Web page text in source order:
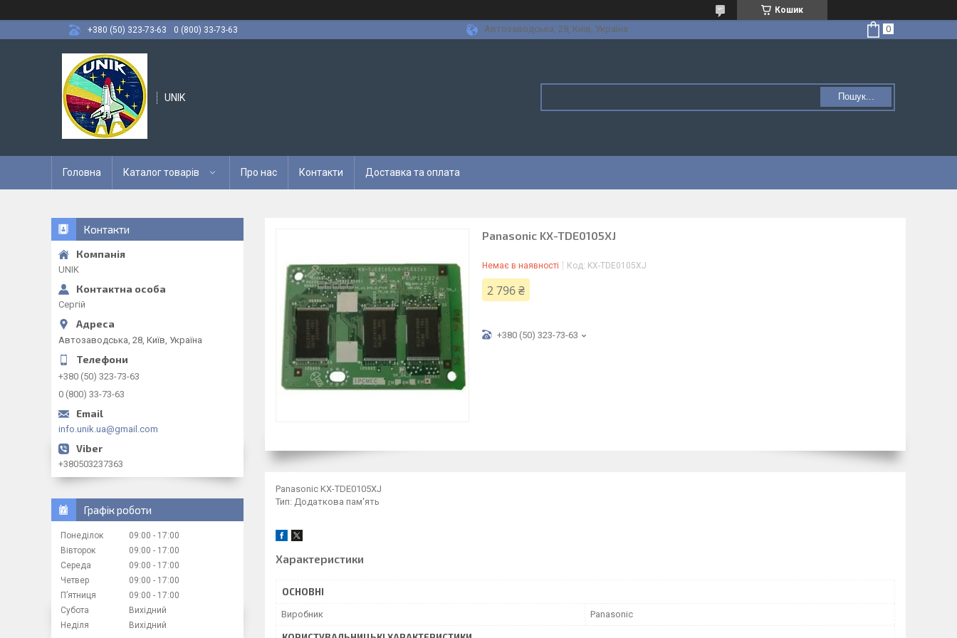
Кошик
+380 (50) 323-73-63
0 (800) 33-73-63 Автозаводська, 28, Київ, Україна
UNIK Пошук...
Головна Каталог товарів Про нас Контакти Доставка та оплата
Panasonic KX-TDE0105XJ
Немає в наявності Код: KX-TDE0105XJ
2 796 ₴
+380 (50) 323-73-63
Panasonic KX-TDE0105XJ
Тип: Додаткова пам'ять
Характеристики
ОСНОВНІ
Виробник Panasonic
Контакти
UNIK
Сергій
Автозаводська, 28, Київ, Україна
+380 (50) 323-73-63
0 (800) 33-73-63
info.unik.ua@gmail.com
+380503237363
Графік роботи
Понеділок 09:00
17:00
Вівторок
09:00
17:00
Середа
09:00
17:00
Четвер
09:00
17:00
Пʼятниця
09:00
17:00
Субота
Вихідний
Неділя
Вихідний